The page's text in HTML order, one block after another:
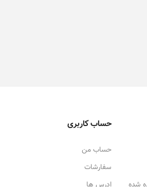
حساب کاربری
حساب من
سفارشات